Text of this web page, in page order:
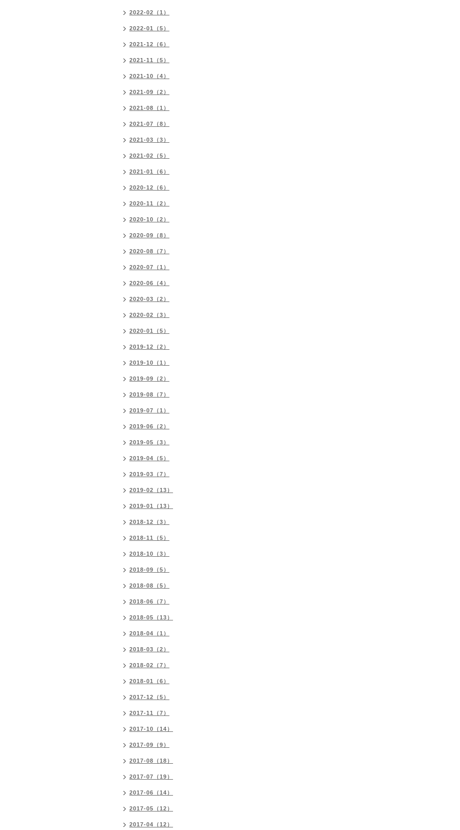
2022-02（1）
2022-01（5）
2021-12（6）
2021-11（5）
2021-10（4）
2021-09（2）
2021-08（1）
2021-07（8）
2021-03（3）
2021-02（5）
2021-01（6）
2020-12（6）
2020-11（2）
2020-10（2）
2020-09（8）
2020-08（7）
2020-07（1）
2020-06（4）
2020-03（2）
2020-02（3）
2020-01（5）
2019-12（2）
2019-10（1）
2019-09（2）
2019-08（7）
2019-07（1）
2019-06（2）
2019-05（3）
2019-04（5）
2019-03（7）
2019-02（13）
2019-01（13）
2018-12（3）
2018-11（5）
2018-10（3）
2018-09（5）
2018-08（5）
2018-06（7）
2018-05（13）
2018-04（1）
2018-03（2）
2018-02（7）
2018-01（6）
2017-12（5）
2017-11（7）
2017-10（14）
2017-09（9）
2017-08（18）
2017-07（19）
2017-06（14）
2017-05（12）
2017-04（12）